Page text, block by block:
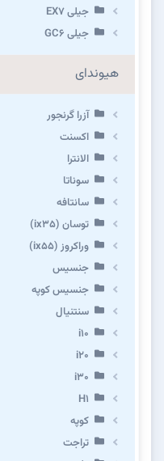
جیلی EX7
جیلی GC6
هیوندای
آزرا گرنجور
اکسنت
الانترا
سوناتا
سانتافه
توسان (ix35)
وراکروز (ix55)
جنسیس
جنسیس کوپه
سنتنیال
i10
i20
i30
H1
کوپه
تراجت